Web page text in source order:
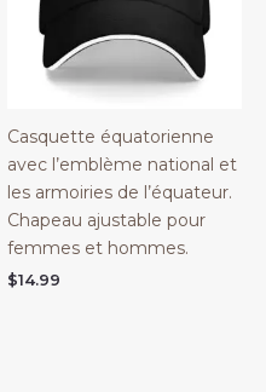
Casquette équatorienne
avec l’emblème national et
les armoiries de l’équateur.
Chapeau ajustable pour
femmes et hommes.
$14.99